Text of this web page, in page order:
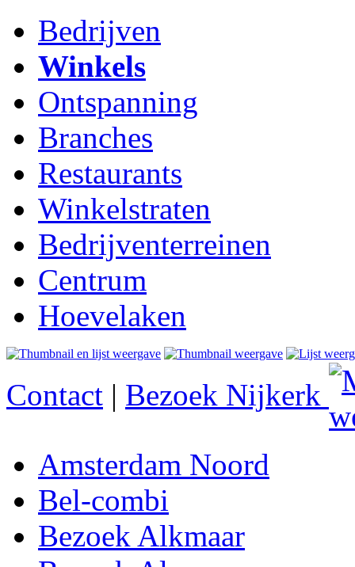
Bedrijven
Winkels
Ontspanning
Branches
Restaurants
Winkelstraten
Bedrijventerreinen
Centrum
Hoevelaken
Contact | Bezoek Nijkerk
Amsterdam Noord
Bel-combi
Bezoek Alkmaar